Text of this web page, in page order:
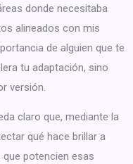
donde necesitaba
alineados con mis
de alguien que te
tu adaptación, sino
versión.
claro que, mediante la
qué hace brillar a
potencien esas